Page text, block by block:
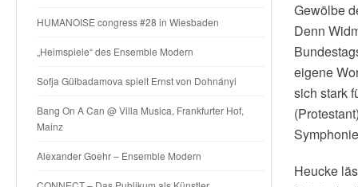
HUMANOISE congress #28 in Wiesbaden
„Heimspiele“ des Ensemble Modern
Sofja Gülbadamova spielt Ernst von Dohnányi
Bang On A Can @ Villa Musica, Frankfurter Hof,
Mainz
Alexander Goehr – Ensemble Modern
Gewölbe
Denn
eigene
sich stark
Heucke